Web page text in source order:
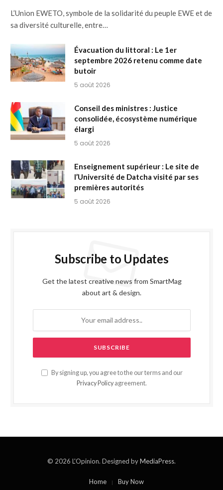
L’Union EWETO, symbole de la solidarité du peuple EWE et de
sa diversité culturelle, entre…
Évacuation du littoral : Le 1er
septembre 2026 retenu comme date
butoir
5 août 2026
Conseil des ministres : Justice
consolidée, écosystème numérique
élargi
5 août 2026
Enseignement supérieur : Le site de
l’Université de Datcha visité par ses
premières autorités
5 août 2026
Subscribe to Updates
Get the latest creative news from SmartMag
about art & design.
By signing up, you agree to the our terms and our
Privacy Policy agreement.
© 2026 L'Opinion. Designed byMediaPress.
Home Buy Now